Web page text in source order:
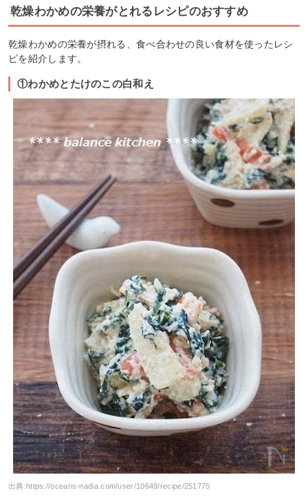
乾燥わかめの栄養がとれるレシピのおすすめ
乾燥わかめの栄養が摂れる、食べ合わせの良い食材を使ったレシ
ピを紹介します。
①わかめとたけのこの白和え
出典:https://oceans-nadia.com/user/10649/recipe/251775